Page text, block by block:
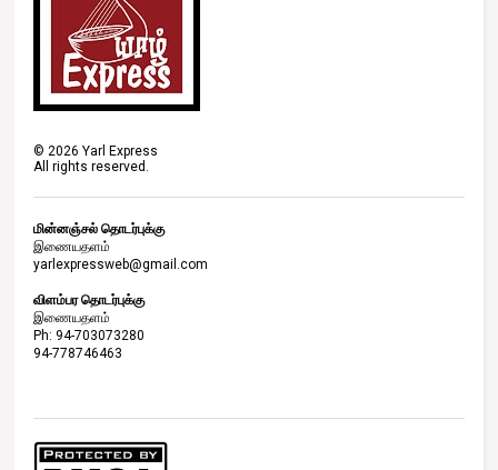
©2026 Yarl Express
All rights reserved.
மின்னஞ்சல் தொடர்புக்கு
இணையதளம்
yarlexpressweb@gmail.com
விளம்பர தொடர்புக்கு
இணையதளம்
Ph: 94-703073280
94-778746463